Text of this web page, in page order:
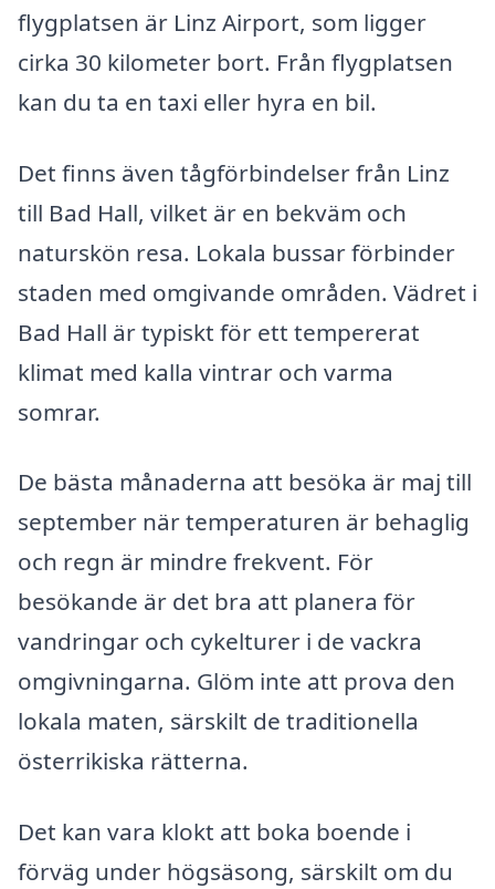
flygplatsen är Linz Airport, som ligger
cirka 30 kilometer bort. Från flygplatsen
kan du ta en taxi eller hyra en bil.
Det finns även tågförbindelser från Linz
till Bad Hall, vilket är en bekväm och
naturskön resa. Lokala bussar förbinder
staden med omgivande områden. Vädret i
Bad Hall är typiskt för ett tempererat
klimat med kalla vintrar och varma
somrar.
De bästa månaderna att besöka är maj till
september när temperaturen är behaglig
och regn är mindre frekvent. För
besökande är det bra att planera för
vandringar och cykelturer i de vackra
omgivningarna. Glöm inte att prova den
lokala maten, särskilt de traditionella
österrikiska rätterna.
Det kan vara klokt att boka boende i
förväg under högsäsong, särskilt om du